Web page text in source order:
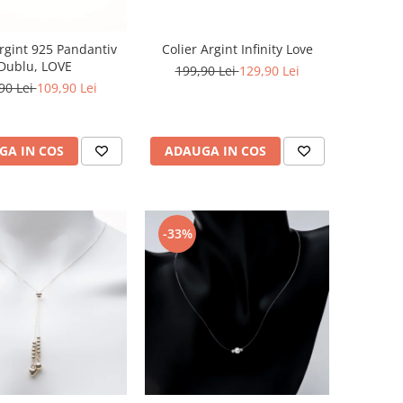
925 Pandantiv
LOVE
Lei109,90 Lei
IN COS
Colier Argint Infinity Love
199,90 Lei129,90 Lei
ADAUGA IN COS
-33%